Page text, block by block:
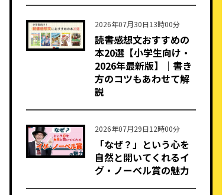
2026年07月30日13時00分
読書感想文おすすめの
本20選【小学生向け・
2026年最新版】｜書き
方のコツもあわせて解
説
2026年07月29日12時00分
「なぜ？」という心を
自然と開いてくれるイ
グ・ノーベル賞の魅力